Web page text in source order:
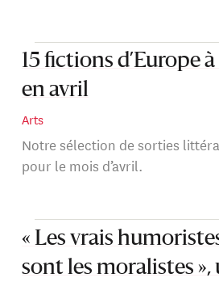
15 fictions d’Europe
en avril
Arts
Notre sélection de sorties
pour le mois d’avril.
« Les vrais
sont les moralistes »,